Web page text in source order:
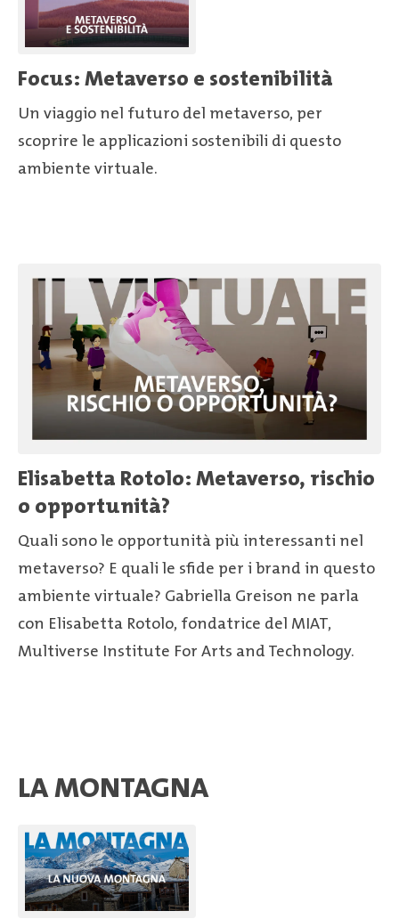
Focus: Metaverso e sostenibilità
Un viaggio nel futuro del metaverso, per
scoprire le applicazioni sostenibili di questo
ambiente virtuale.
Elisabetta Rotolo: Metaverso, rischio
o opportunità?
Quali sono le opportunità più interessanti nel
metaverso? E quali le sfide per i brand in questo
ambiente virtuale? Gabriella Greison ne parla
con Elisabetta Rotolo, fondatrice del MIAT,
Multiverse Institute For Arts and Technology.
LA MONTAGNA